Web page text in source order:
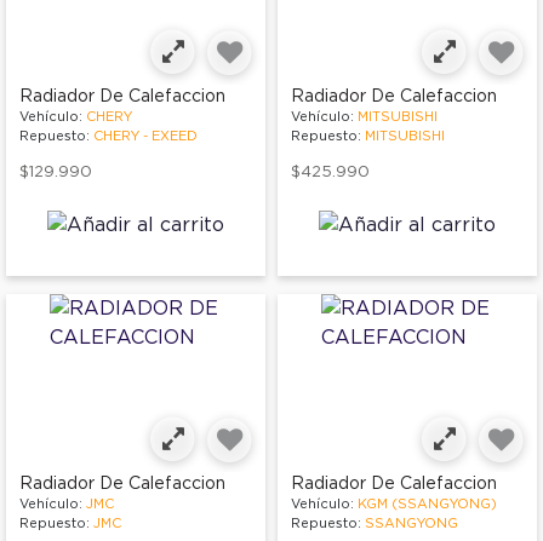
Radiador De Calefaccion
Vehículo: CHERY
Repuesto: CHERY - EXEED
$129.990
Radiador De Calefaccion
Vehículo: MITSUBISHI
Repuesto: MITSUBISHI
$425.990
Radiador De Calefaccion
Vehículo: JMC
Repuesto: JMC
Radiador De Calefaccion
Vehículo: KGM (SSANGYONG)
Repuesto: SSANGYONG